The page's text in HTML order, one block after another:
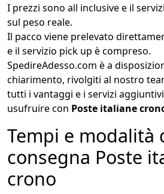
I prezzi sono all inclusive e il
sul peso reale.
Il pacco viene prelevato
e il servizio pick up è compreso.
SpedireAdesso.com è a
chiarimento, rivolgiti al nostro
tutti i vantaggi e i servizi
usufruire con Poste italiane
Tempi e modalità
consegna Poste
crono